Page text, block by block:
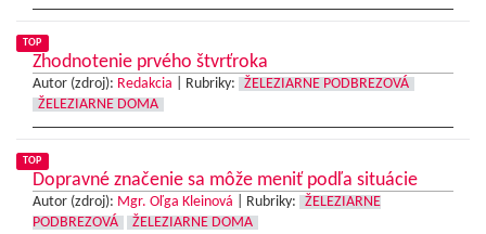
TOP
Zhodnotenie prvého štvrťroka
Autor (zdroj): Redakcia Rubriky:
ŽELEZIARNE PODBREZOVÁ
ŽELEZIARNE DOMA
TOP
Dopravné značenie sa môže meniť podľa situácie
Autor (zdroj): Mgr. Oľga Kleinová Rubriky:
ŽELEZIARNE
PODBREZOVÁ
ŽELEZIARNE DOMA